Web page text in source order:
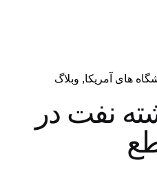
های آمریکا وبلاگ
نفت در